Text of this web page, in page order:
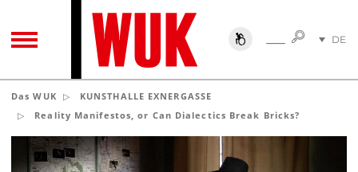
TOGGLE NAVIGATIONSUCHESUCHE
DE
Das WUK
KUNSTHALLE EXNERGASSE
Reality Manifestos, or Can Dialectics Break Bricks?